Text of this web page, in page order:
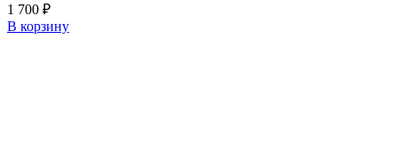
1 700 ₽
В корзину